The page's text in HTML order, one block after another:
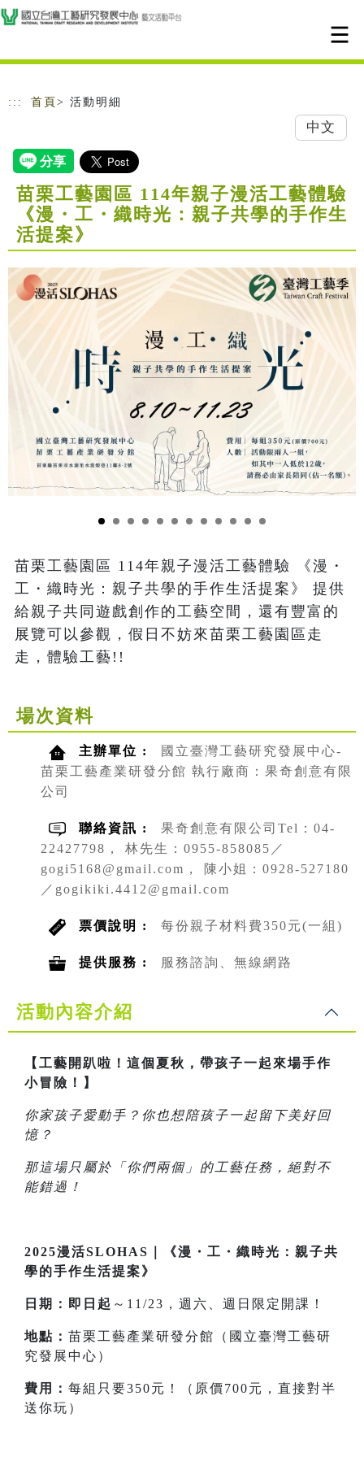
跳到主要內容
網站導覽
::: 首頁 > 活動明細
中文
苗栗工藝園區 114年親子漫活工藝體驗
《漫・工・織時光：親子共學的手作生
活提案》
苗栗工藝園區 114年親子漫活工藝體驗 《漫・
工・織時光：親子共學的手作生活提案》 提供
給親子共同遊戲創作的工藝空間，還有豐富的
展覽可以參觀，假日不妨來苗栗工藝園區走
走，體驗工藝!!
場次資料
主辦單位 :
國立臺灣工藝研究發展中心-
苗栗工藝產業研發分館 執行廠商：果奇創意有限
公司
聯絡資訊 :
果奇創意有限公司Tel：04-
22427798， 林先生：0955-858085／
gogi5168@gmail.com， 陳小姐：0928-527180
／gogikiki.4412@gmail.com
票價說明 : 每份親子材料費350元(一組)
提供服務 : 服務諮詢、無線網路
活動內容介紹
【工藝開趴啦！這個夏秋，帶孩子一起來場手作
小冒險！】
你家孩子愛動手？你也想陪孩子一起留下美好回
憶？
那這場只屬於「你們兩個」的工藝任務，絕對不
能錯過！
2025漫活SLOHAS｜《漫・工・織時光：親子共
學的手作生活提案》
日期：即日起 ～11/23，週六、週日限定開課！
地點： 苗栗工藝產業研發分館（國立臺灣工藝研
究發展中心）
費用： 每組只要350元！（原價700元，直接對半
送你玩）